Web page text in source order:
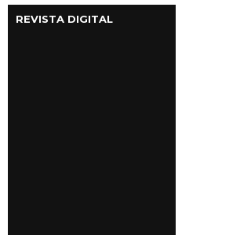
REVISTA DIGITAL